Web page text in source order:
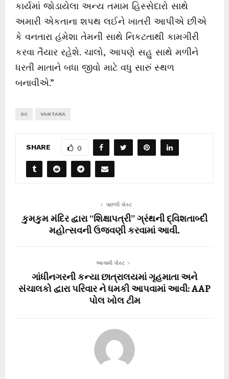
કાર્યમાં જોડાયેલા અન્ય તમામ હિસ્સેદારો સાથે
અમારી એકતાના શપથ લઈને ખાતરી આપીએ છીએ
કે વનતારા હંમેશા તેમની સાથે નિકટતાથી કામગીરી
કરવા તૈયાર રહેશે. ચાલો, આપણે સહુ સાથે મળીને
ધરતી માતાને બધા જીવો માટે વધુ સારું સ્થળ
બનાવીએ.”
SC VANTARA
SHARE 0
પાછલી પોસ્ટ
કુમકુમ મંદિર દ્વારા “શિક્ષાપત્રી” ગ્રંથની દ્વિશતાબ્દી
મહોત્સવની ઉજવણી કરવામાં આવી.
આગામી પોસ્ટ
ગાંધીનગરની કન્યા છાત્રાલયમાં ગૃહમાતા અને
સંચાલકો દ્વારા પરિવાર ને ધમકી આપવામાં આવી: AAP
પોલ ખોલ ટીમ